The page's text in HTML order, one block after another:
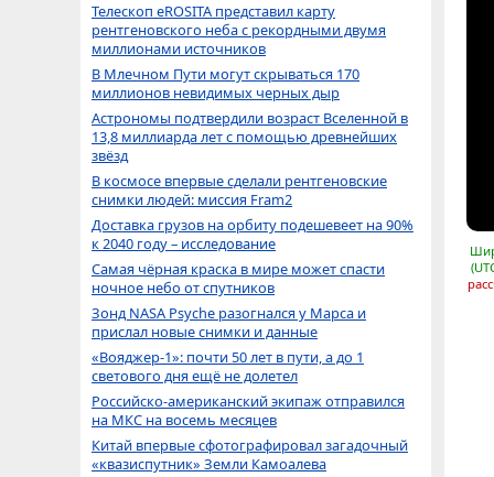
Телескоп eROSITA представил карту
рентгеновского неба с рекордными двумя
миллионами источников
В Млечном Пути могут скрываться 170
миллионов невидимых черных дыр
Астрономы подтвердили возраст Вселенной в
13,8 миллиарда лет с помощью древнейших
звёзд
В космосе впервые сделали рентгеновские
снимки людей: миссия Fram2
Доставка грузов на орбиту подешевеет на 90%
к 2040 году – исследование
Самая чёрная краска в мире может спасти
ночное небо от спутников
Зонд NASA Psyche разогнался у Марса и
прислал новые снимки и данные
«Вояджер-1»: почти 50 лет в пути, а до 1
светового дня ещё не долетел
Российско-американский экипаж отправился
на МКС на восемь месяцев
Китай впервые сфотографировал загадочный
«квазиспутник» Земли Камоалева